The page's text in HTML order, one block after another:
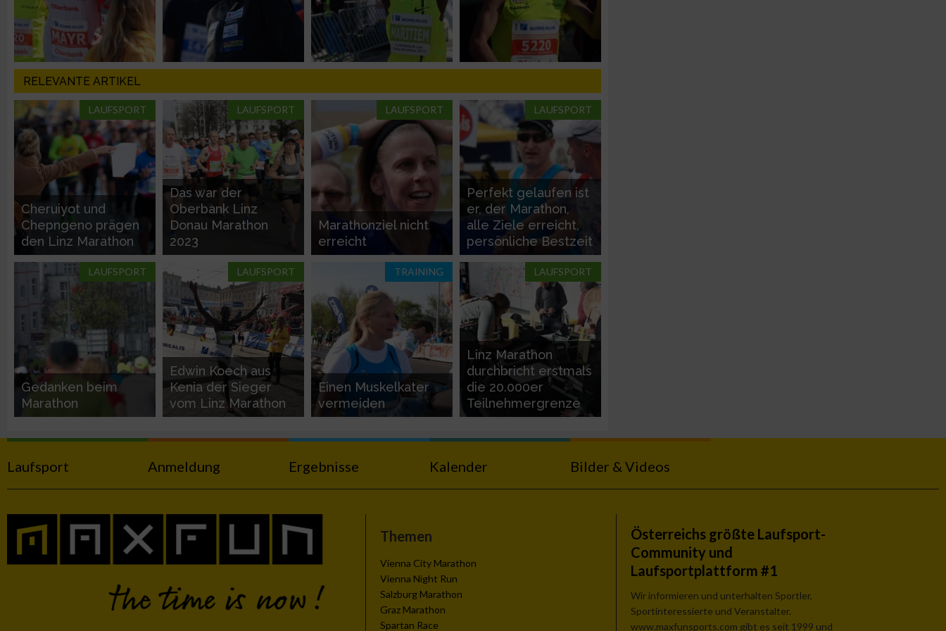
RELEVANTE ARTIKEL
LAUFSPORT
Cheruiyot und
Chepngeno prägen
den Linz Marathon
LAUFSPORT
Das war der
Oberbank Linz
Donau Marathon
2023
LAUFSPORT
Marathonziel nicht
erreicht
LAUFSPORT
Perfekt gelaufen ist
er, der Marathon,
alle Ziele erreicht,
persönliche Bestzeit
LAUFSPORT
Gedanken beim
Marathon
LAUFSPORT
Edwin Koech aus
Kenia der Sieger
vom Linz Marathon
TRAINING
Einen Muskelkater
vermeiden
LAUFSPORT
Linz Marathon
durchbricht erstmals
die 20.000er
Teilnehmergrenze
Laufsport Anmeldung Ergebnisse Kalender Bilder & Videos
Themen
Vienna City Marathon
Vienna Night Run
Salzburg Marathon
Graz Marathon
Spartan Race
Österreichs größte Laufsport-
Community und
Laufsportplattform #1
Wir informieren und unterhalten Sportler,
Sportinteressierte und Veranstalter.
www.maxfunsports.com gibt es seit 1999 und
Entwicklung und Verbesserung der Angebote
Verwendung reduzierter Daten zur Auswahl von Inhalten
Verwendung genauer Standortdaten
Geräte anhand von aktiv angeforderten Informationen identifizieren
Nicht-IAB-Verarbeitungszwecke:
Notwendig
Funktional